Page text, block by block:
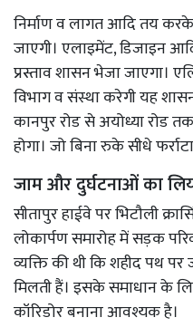
निर्माण व लागत आदि तय करके
जाएगी। एलाइमेंट, डिजाइन
प्रस्ताव शासन भेजा जाएगा।
विभाग व संस्था करेगी यह
कानपुर रोड से अयोध्या रोड
होगा। जो बिना रुके सीधे
जाम और दुर्घटनाओं का
सीतापुर हाईवे पर भिटौली
लोकार्पण समारोह में सड़क
व्यक्ति की थी कि शहीद पथ
मिलती हैं। इसके समाधान के
कॉरिडोर बनाना आवश्यक है।